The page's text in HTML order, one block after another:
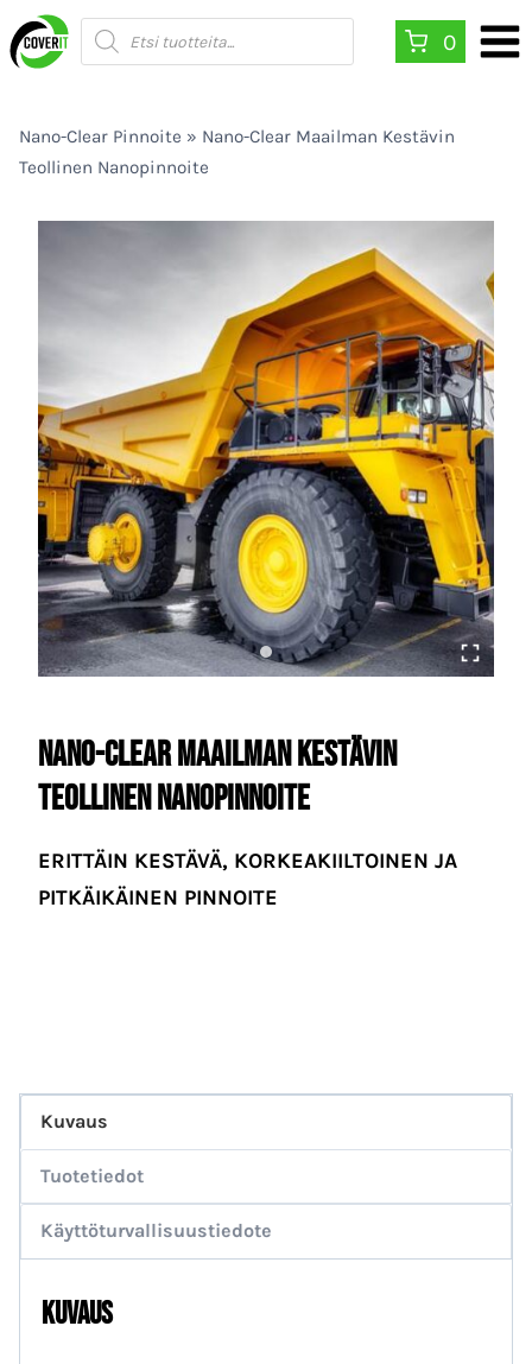
Siirry
sisältöön
Products
search
0
Nano-Clear Pinnoite » Nano-Clear Maailman Kestävin
Teollinen Nanopinnoite
Nano-Clear Maailman Kestävin
Teollinen Nanopinnoite
ERITTÄIN KESTÄVÄ, KORKEAKIILTOINEN JA
PITKÄIKÄINEN PINNOITE
Kuvaus
Tuotetiedot
Käyttöturvallisuustiedote
Kuvaus